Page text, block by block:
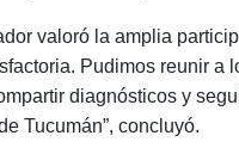
valoró la amplia
Pudimos reunir a
diagnósticos y
Tucumán”, concluyó.